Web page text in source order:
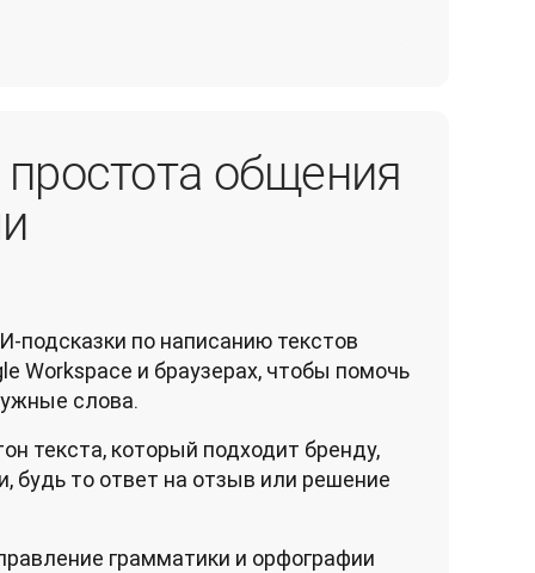
общения
подсказки по написанию текстов
Workspace и браузерах, чтобы помочь
слова.
текста, который подходит бренду,
будь то ответ на отзыв или решение
грамматики и орфографии